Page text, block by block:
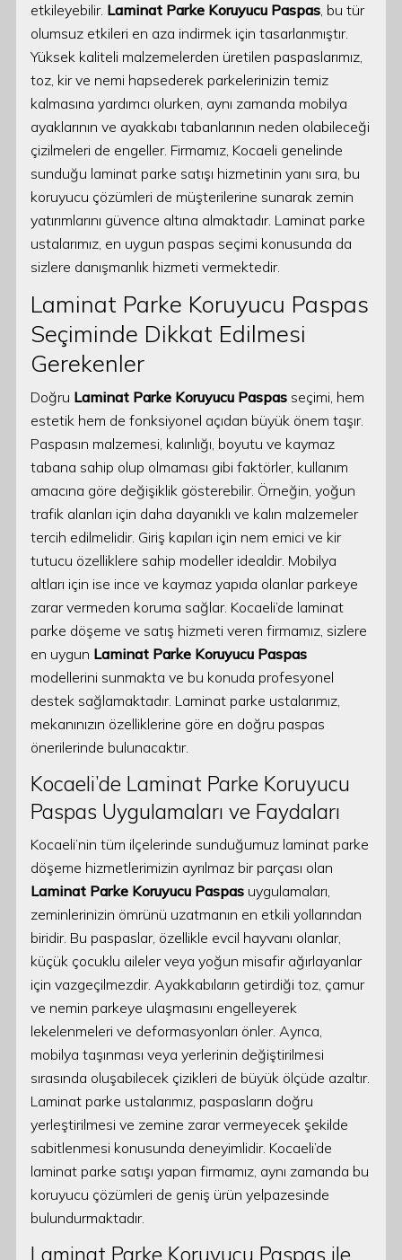
etkileyebilir. Laminat Parke Koruyucu Paspas, bu tür
olumsuz etkileri en aza indirmek için tasarlanmıştır.
Yüksek kaliteli malzemelerden üretilen paspaslarımız,
toz, kir ve nemi hapsederek parkelerinizin temiz
kalmasına yardımcı olurken, aynı zamanda mobilya
ayaklarının ve ayakkabı tabanlarının neden olabileceği
çizilmeleri de engeller. Firmamız, Kocaeli genelinde
sunduğu laminat parke satışı hizmetinin yanı sıra, bu
koruyucu çözümleri de müşterilerine sunarak zemin
yatırımlarını güvence altına almaktadır. Laminat parke
ustalarımız, en uygun paspas seçimi konusunda da
sizlere danışmanlık hizmeti vermektedir.
Laminat Parke Koruyucu Paspas
Seçiminde Dikkat Edilmesi
Gerekenler
Doğru Laminat Parke Koruyucu Paspas seçimi, hem
estetik hem de fonksiyonel açıdan büyük önem taşır.
Paspasın malzemesi, kalınlığı, boyutu ve kaymaz
tabana sahip olup olmaması gibi faktörler, kullanım
amacına göre değişiklik gösterebilir. Örneğin, yoğun
trafik alanları için daha dayanıklı ve kalın malzemeler
tercih edilmelidir. Giriş kapıları için nem emici ve kir
tutucu özelliklere sahip modeller idealdir. Mobilya
altları için ise ince ve kaymaz yapıda olanlar parkeye
zarar vermeden koruma sağlar. Kocaeli’de laminat
parke döşeme ve satış hizmeti veren firmamız, sizlere
en uygun Laminat Parke Koruyucu Paspas
modellerini sunmakta ve bu konuda profesyonel
destek sağlamaktadır. Laminat parke ustalarımız,
mekanınızın özelliklerine göre en doğru paspas
önerilerinde bulunacaktır.
Kocaeli’de Laminat Parke Koruyucu
Paspas Uygulamaları ve Faydaları
Kocaeli’nin tüm ilçelerinde sunduğumuz laminat parke
döşeme hizmetlerimizin ayrılmaz bir parçası olan
Laminat Parke Koruyucu Paspas uygulamaları,
zeminlerinizin ömrünü uzatmanın en etkili yollarından
biridir. Bu paspaslar, özellikle evcil hayvanı olanlar,
küçük çocuklu aileler veya yoğun misafir ağırlayanlar
için vazgeçilmezdir. Ayakkabıların getirdiği toz, çamur
ve nemin parkeye ulaşmasını engelleyerek
lekelenmeleri ve deformasyonları önler. Ayrıca,
mobilya taşınması veya yerlerinin değiştirilmesi
sırasında oluşabilecek çizikleri de büyük ölçüde azaltır.
Laminat parke ustalarımız, paspasların doğru
yerleştirilmesi ve zemine zarar vermeyecek şekilde
sabitlenmesi konusunda deneyimlidir. Kocaeli’de
laminat parke satışı yapan firmamız, aynı zamanda bu
koruyucu çözümleri de geniş ürün yelpazesinde
bulundurmaktadır.
Laminat Parke Koruyucu Paspas ile